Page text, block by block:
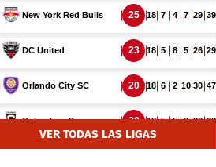
VER TODAS LAS LIGAS